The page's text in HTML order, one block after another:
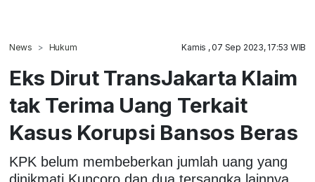
News Hukum Kamis , 07 Sep 2023, 17:53 WIB
Eks Dirut TransJakarta Klaim
tak Terima Uang Terkait
Kasus Korupsi Bansos Beras
KPK belum membeberkan jumlah uang yang
dinikmati Kuncoro dan dua tersangka lainnya.